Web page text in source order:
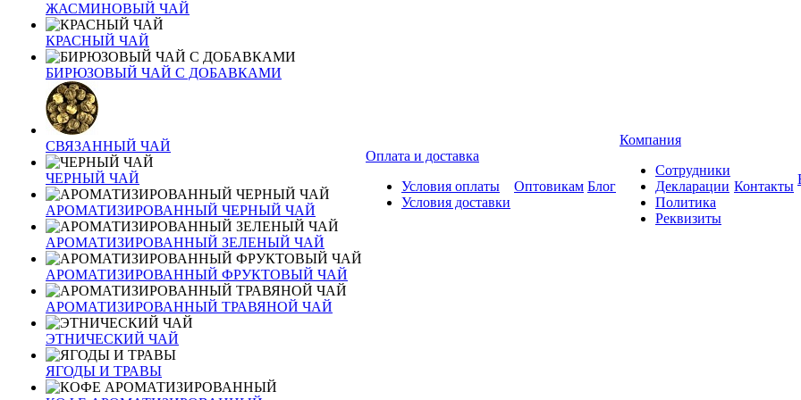
ЖАСМИНОВЫЙ ЧАЙ
КРАСНЫЙ ЧАЙ
БИРЮЗОВЫЙ ЧАЙ С ДОБАВКАМИ
СВЯЗАННЫЙ ЧАЙ
ЧЕРНЫЙ ЧАЙ
АРОМАТИЗИРОВАННЫЙ ЧЕРНЫЙ ЧАЙ
АРОМАТИЗИРОВАННЫЙ ЗЕЛЕНЫЙ ЧАЙ
АРОМАТИЗИРОВАННЫЙ ФРУКТОВЫЙ ЧАЙ
АРОМАТИЗИРОВАННЫЙ ТРАВЯНОЙ ЧАЙ
ЭТНИЧЕСКИЙ ЧАЙ
ЯГОДЫ И ТРАВЫ
Оплата и доставка
Условия оплаты
Условия доставки
Оптовикам Блог
Компания
Сотрудники
Декларации
Политика
Реквизиты
Контакты